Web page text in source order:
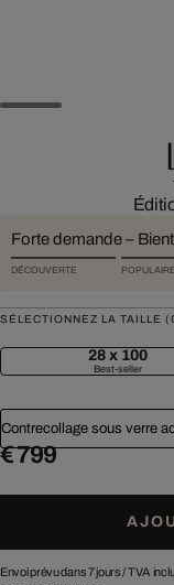
Forte demande –
DÉCOUVERTE POPULAIRE
SÉLECTIONNEZ LA TAILLE
28 x 100
Best-seller
Contrecollage sous verre
€ 799
Envoi prévu dans 7 jours /TVA